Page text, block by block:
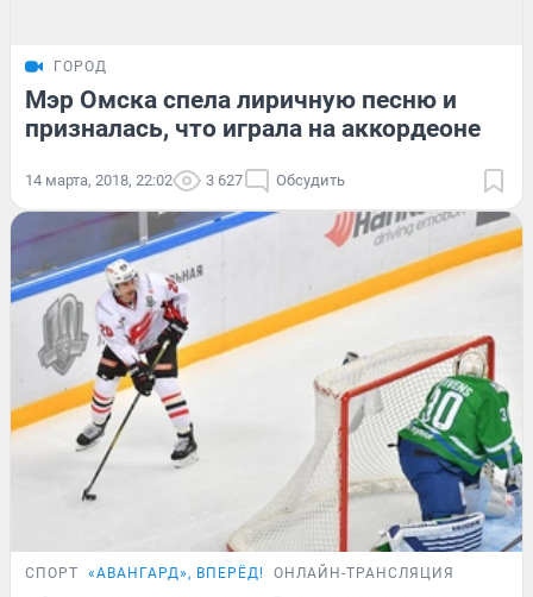
ГОРОД
Мэр Омска спела лиричную песню и
призналась, что играла на аккордеоне
14 марта, 2018, 22:02 3 627 Обсудить
СПОРТ «АВАНГАРД», ВПЕРЁД! ОНЛАЙН-ТРАНСЛЯЦИЯ